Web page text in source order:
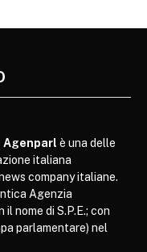
Agenparl è una delle
italiana
company italiane.
Agenzia
nome di S.P.E.; con
parlamentare) nel